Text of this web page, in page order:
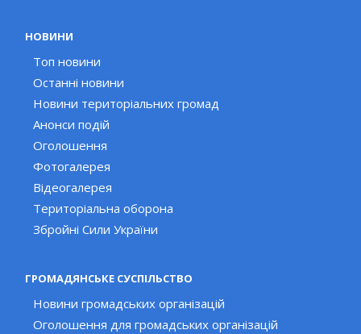
НОВИНИ
Топ новини
Останні новини
Новини територіальних громад
Анонси подій
Оголошення
Фотогалерея
Відеогалерея
Територіальна оборона
Збройні Сили України
ГРОМАДЯНСЬКЕ СУСПІЛЬСТВО
Новини громадських організацій
Оголошення для громадських організацій